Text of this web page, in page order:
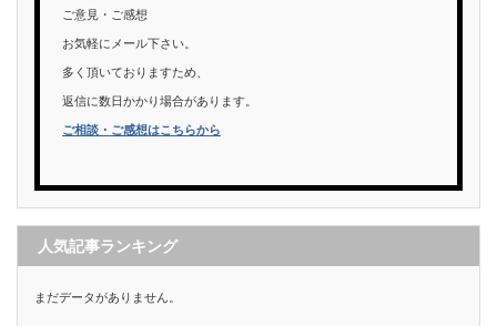
ご意見・ご感想
お気軽にメール下さい。
多く頂いておりますため、
返信に数日かかり場合があります。
ご相談・ご感想はこちらから
人気記事ランキング
まだデータがありません。